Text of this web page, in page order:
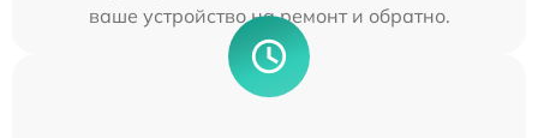
ваше устройство на ремонт и обратно.